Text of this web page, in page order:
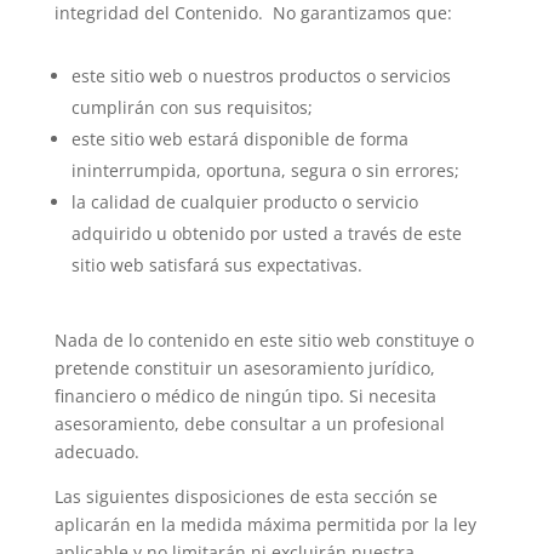
integridad del Contenido. No garantizamos que:
este sitio web o nuestros productos o servicios
cumplirán con sus requisitos;
este sitio web estará disponible de forma
ininterrumpida, oportuna, segura o sin errores;
la calidad de cualquier producto o servicio
adquirido u obtenido por usted a través de este
sitio web satisfará sus expectativas.
Nada de lo contenido en este sitio web constituye o
pretende constituir un asesoramiento jurídico,
financiero o médico de ningún tipo. Si necesita
asesoramiento, debe consultar a un profesional
adecuado.
Las siguientes disposiciones de esta sección se
aplicarán en la medida máxima permitida por la ley